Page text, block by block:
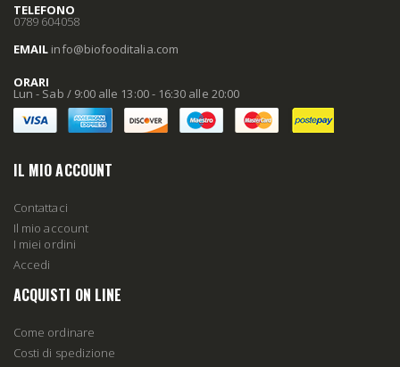
TELEFONO
0789 604058
EMAIL info@biofooditalia.com
ORARI
Lun - Sab / 9:00 alle 13:00 - 16:30 alle 20:00
IL MIO ACCOUNT
Contattaci
Il mio account
I miei ordini
Accedi
ACQUISTI ON LINE
Come ordinare
Costi di spedizione